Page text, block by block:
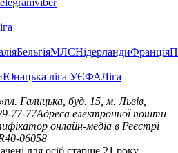
viber
БельгіяМЛСНідерландиФранція
Юнацька ліга УЄФАЛіга
пл. Галицька, буд. 15, м. Львів,
77-77Адреса електронної пошти
онлайн-медіа в Реєстрі
06058